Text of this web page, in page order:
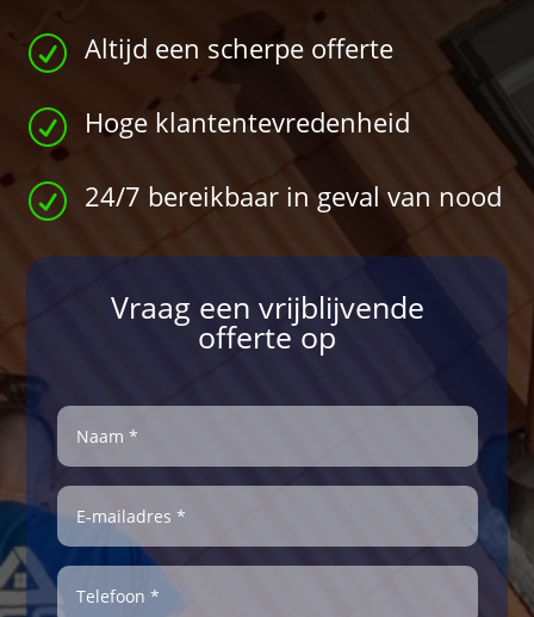
R Altijd een scherpe offerte
R Hoge klantentevredenheid
R 24/7 bereikbaar in geval van nood
Vraag een vrijblijvende
offerte op